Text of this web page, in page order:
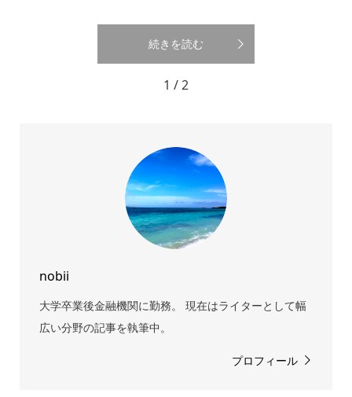
続きを読む
1 / 2
nobii
大学卒業後金融機関に勤務。 現在はライターとして幅
広い分野の記事を執筆中。
プロフィール